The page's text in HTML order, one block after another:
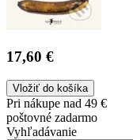
17,60 €
Vložiť do košíka
Pri nákupe nad 49 €
poštovné zadarmo
Vyhľadávanie